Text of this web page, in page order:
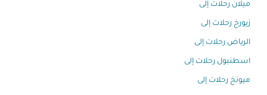
ميلان رحلات إلى
زيورخ رحلات إلى
الرياض رحلات إلى
اسطنبول رحلات إلى
ميونخ رحلات إلى